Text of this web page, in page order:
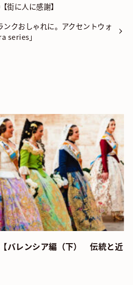
街に人に感謝】
ンクおしゃれに。アクセントウォ
series」
バレンシア編（下） 伝統と近